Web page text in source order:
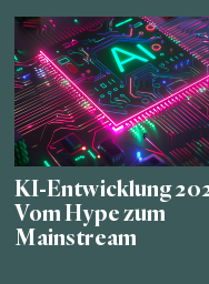
KI-Entwicklung
Vom Hype zum
Mainstream